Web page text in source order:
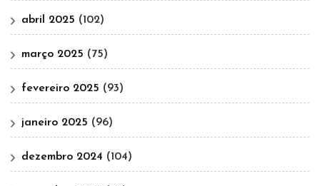
abril 2025 (102)
março 2025 (75)
fevereiro 2025 (93)
janeiro 2025 (96)
dezembro 2024 (104)